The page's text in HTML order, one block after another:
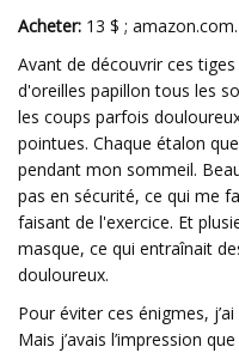
Acheter: 13 $ ; amazon.com.
Avant de découvrir ces
d'oreilles papillon tous les
les coups parfois
pointues. Chaque étalon
pendant mon sommeil.
pas en sécurité, ce qui me
faisant de l'exercice. Et
masque, ce qui entraînait
douloureux.
Pour éviter ces énigmes,
Mais j’avais l’impression